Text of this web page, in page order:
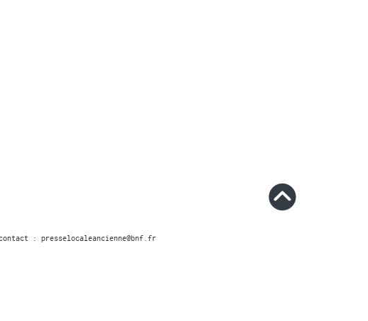
: presselocaleancienne@bnf.fr